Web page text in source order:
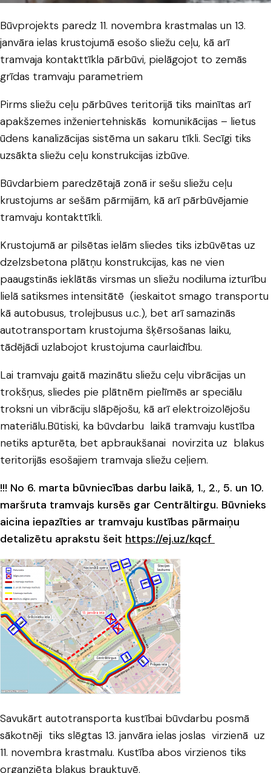
Būvprojekts paredz 11. novembra krastmalas un 13.
janvāra ielas krustojumā esošo sliežu ceļu, kā arī
tramvaja kontakttīkla pārbūvi, pielāgojot to zemās
grīdas tramvaju parametriem
Pirms sliežu ceļu pārbūves teritorijā tiks mainītas arī
apakšzemes inženiertehniskās komunikācijas – lietus
ūdens kanalizācijas sistēma un sakaru tīkli. Secīgi tiks
uzsākta sliežu ceļu konstrukcijas izbūve.
Būvdarbiem paredzētajā zonā ir sešu sliežu ceļu
krustojums ar sešām pārmijām, kā arī pārbūvējamie
tramvaju kontakttīkli.
Krustojumā ar pilsētas ielām sliedes tiks izbūvētas uz
dzelzsbetona plātņu konstrukcijas, kas ne vien
paaugstinās ieklātās virsmas un sliežu nodiluma izturību
lielā satiksmes intensitātē (ieskaitot smago transportu
kā autobusus, trolejbusus u.c.), bet arī samazinās
autotransportam krustojuma šķērsošanas laiku,
tādējādi uzlabojot krustojuma caurlaidību.
Lai tramvaju gaitā mazinātu sliežu ceļu vibrācijas un
trokšņus, sliedes pie plātnēm pielīmēs ar speciālu
troksni un vibrāciju slāpējošu, kā arī elektroizolējošu
materiālu.Būtiski, ka būvdarbu laikā tramvaju kustība
netiks apturēta, bet apbraukšanai novirzita uz blakus
teritorijās esošajiem tramvaja sliežu ceļiem.
!!! No 6. marta būvniecības darbu laikā, 1., 2., 5. un 10.
maršruta tramvajs kursēs gar Centrāltirgu. Būvnieks
aicina iepazīties ar tramvaju kustības pārmaiņu
detalizētu aprakstu šeit https://ej.uz/kqcf
Savukārt autotransporta kustībai būvdarbu posmā
sākotnēji tiks slēgtas 13. janvāra ielas joslas virzienā uz
11. novembra krastmalu. Kustība abos virzienos tiks
organziēta blakus brauktuvē.